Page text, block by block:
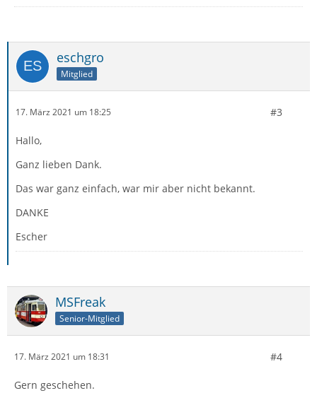
eschgro
Mitglied
17. März 2021 um 18:25 #3
Hallo,
Ganz lieben Dank.
Das war ganz einfach, war mir aber nicht bekannt.
DANKE
Escher
MSFreak
Senior-Mitglied
17. März 2021 um 18:31 #4
Gern geschehen.